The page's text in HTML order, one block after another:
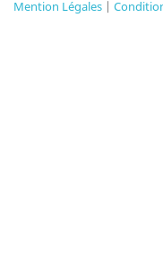
Mention Légales |